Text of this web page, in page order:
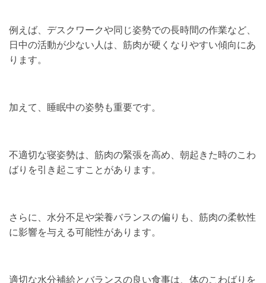
例えば、デスクワークや同じ姿勢での長時間の作業など、
日中の活動が少ない人は、筋肉が硬くなりやすい傾向にあ
ります。
加えて、睡眠中の姿勢も重要です。
不適切な寝姿勢は、筋肉の緊張を高め、朝起きた時のこわ
ばりを引き起こすことがあります。
さらに、水分不足や栄養バランスの偏りも、筋肉の柔軟性
に影響を与える可能性があります。
適切な水分補給とバランスの良い食事は、体のこわばりを